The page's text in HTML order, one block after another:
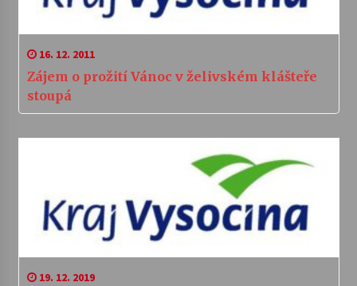
16. 12. 2011
Zájem o prožití Vánoc v želivském klášteře
stoupá
19. 12. 2019